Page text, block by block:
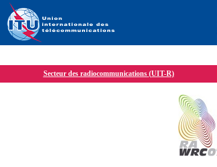
Secteur des radiocommunications (UIT-R)